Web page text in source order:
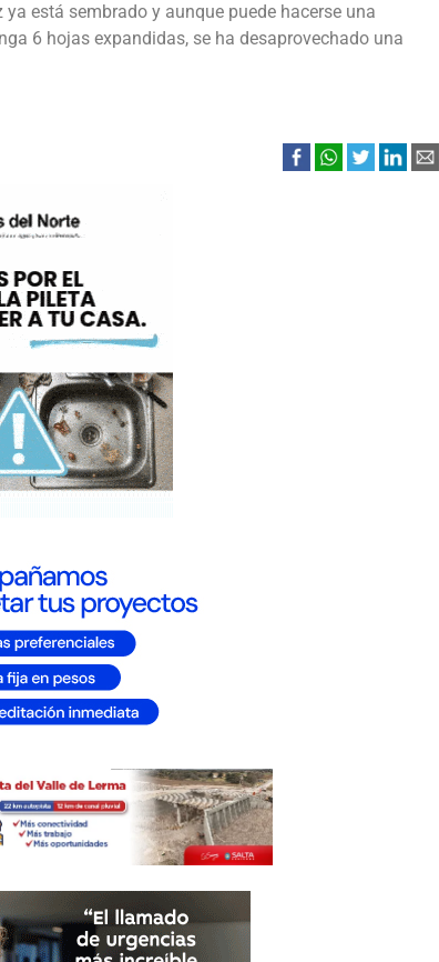
está sembrado y aunque puede hacerse una
6 hojas expandidas, se ha desaprovechado una